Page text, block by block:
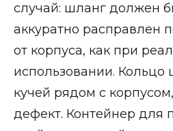
случай: шланг должен
аккуратно расправлен
от корпуса, как при
использовании.
кучей рядом с
дефект. Контейнер для